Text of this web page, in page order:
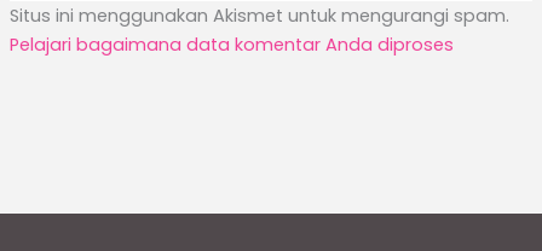
Situs ini menggunakan Akismet untuk mengurangi spam.
Pelajari bagaimana data komentar Anda diproses